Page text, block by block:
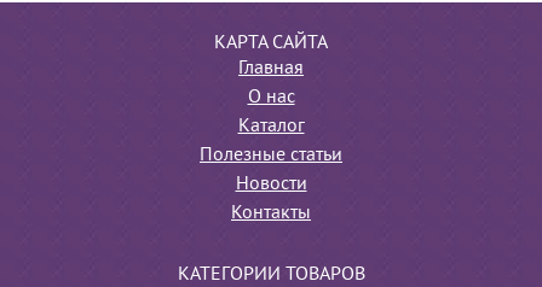
КАРТА САЙТА
Главная
О нас
Каталог
Полезные статьи
Новости
Контакты
КАТЕГОРИИ ТОВАРОВ